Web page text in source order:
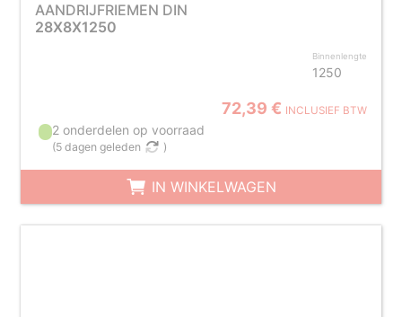
AANDRIJFRIEMEN DIN
28X8X1250
Binnenlengte
1250
72,39 € INCLUSIEF BTW
2 onderdelen op voorraad
(5 dagen geleden )
IN WINKELWAGEN